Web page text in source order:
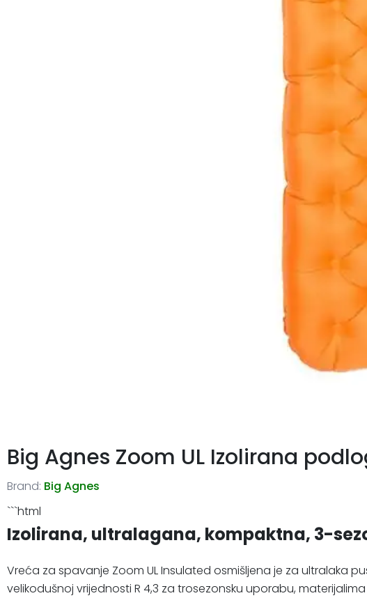
Big Agnes Zoom UL Izolirana
Brand: Big Agnes
```html
Izolirana, ultralagana, kompaktna, 3-
Vreća za spavanje Zoom UL Insulated osmišljena je za ultralaka
velikodušnoj vrijednosti R 4,3 za trosezonsku uporabu,